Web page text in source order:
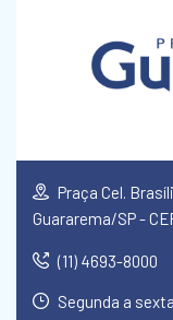
Praça Cel.
Guararema/SP -
(11) 4693-8000
Segunda a